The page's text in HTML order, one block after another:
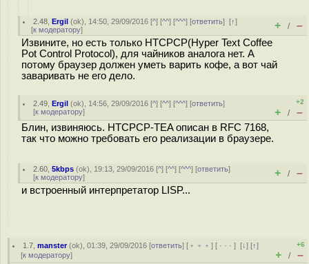
2.48 ,Ergil (ok), 14:50, 29/09/2016 [^] [^^] [^^^] [ответить][↑]
[к модератору] + / –
Извините, но есть только HTCPCP(Hyper Text Coffee
Pot Control Protocol), для чайников аналога нет. А
потому браузер должен уметь варить кофе, а вот чай
заваривать не его дело.
2.49 ,Ergil (ok), 14:56, 29/09/2016 [^] [^^] [^^^] [ответить]
[к модератору]
+2
+ / –
Блин, извиняюсь. HTCPCP-TEA описан в RFC 7168,
так что можно требовать его реализации в браузере.
2.60 ,5kbps (ok), 19:13, 29/09/2016 [^] [^^] [^^^] [ответить]
[к модератору] + / –
и встроенный интерпретатор LISP...
1.7 ,manster(ok), 01:39, 29/09/2016 [ответить] [ ﹢﹢﹢] [ · · ·][↓] [↑]
[к модератору]
+6
+ / –